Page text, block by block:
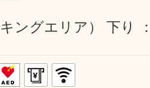
ングエリア） 下り